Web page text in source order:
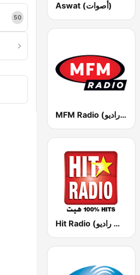
50
Aswat (أصوات)
MFM Radio (مفم راديو)
Hit Radio (هيت راديو)